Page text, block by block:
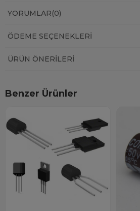
YORUMLAR(0)
ÖDEME SEÇENEKLERI
ÜRÜN ÖNERILERI
Benzer Ürünler